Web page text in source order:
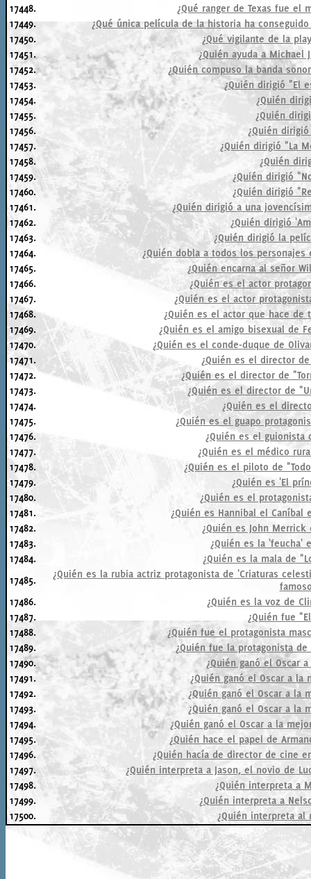
17448.
¿Qué ranger de Texas fue el
17449.
¿Qué única película de la historia ha
17450.
¿Qué vigilante de la
17451.
¿Quién ayuda a Michael
17452.
¿Quién compuso la banda
17453.
¿Quién dirigió "El
17454.
¿Quién
17455.
¿Quién
17456.
¿Quién
17457.
¿Quién dirigió "La
17458.
¿Quién
17459.
¿Quién dirigió
17460.
¿Quién dirigió
17461.
¿Quién dirigió a una
17462.
¿Quién dirigió
17463.
¿Quién dirigió la
17464.
¿Quién dobla a todos los
17465.
¿Quién encarna al señor
17466.
¿Quién es el actor
17467.
¿Quién es el actor
17468.
¿Quién es el actor que hace de
17469.
¿Quién es el amigo bisexual de
17470.
¿Quién es el conde-duque de
17471.
¿Quién es el director
17472.
¿Quién es el director de
17473.
¿Quién es el director de
17474.
¿Quién es el
17475.
¿Quién es el guapo
17476.
¿Quién es el guionista
17477.
¿Quién es el médico
17478.
¿Quién es el piloto de
17479.
¿Quién es 'El
17480.
¿Quién es el
17481.
¿Quién es Hannibal el
17482.
¿Quién es John
17483.
¿Quién es la 'feucha'
17484.
¿Quién es la mala de
17485.
¿Quién es la rubia actriz protagonista de 'Criaturas
17486.
¿Quién es la voz de
17487.
¿Quién fue
17488.
¿Quién fue el protagonista
17489.
¿Quién fue la protagonista
17490.
¿Quién ganó el Oscar
17491.
¿Quién ganó el Oscar a la
17492.
¿Quién ganó el Oscar a la
17493.
¿Quién ganó el Oscar a la
17494.
¿Quién ganó el Oscar a la
17495.
¿Quién hace el papel de
17496.
¿Quién hacía de director de cine
17497.
¿Quién interpreta a Jason, el novio de
17498.
¿Quién interpreta a
17499.
¿Quién interpreta a
17500.
¿Quién interpreta al